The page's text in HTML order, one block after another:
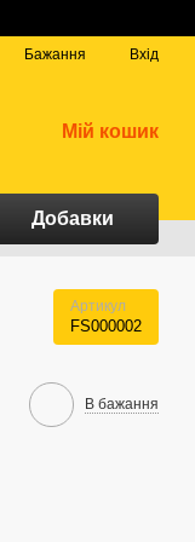
Бажання Вхід
Мій кошик
Добавки
Артикул
FS000002
В бажання